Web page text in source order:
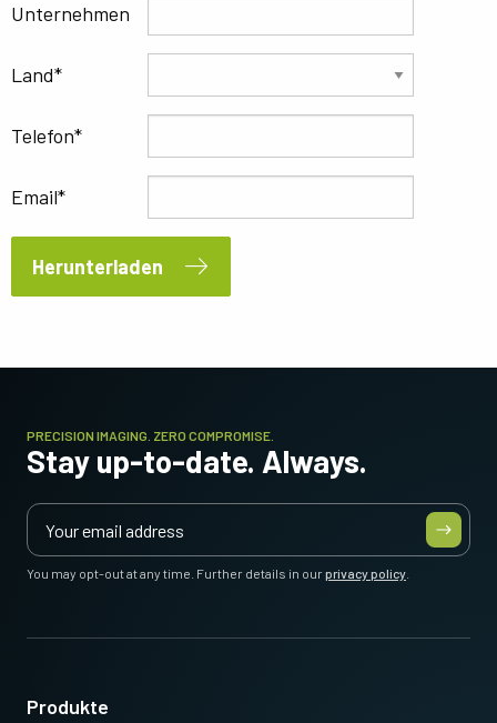
Unternehmen
Land
Telefon
Email
Herunterladen
PRECISION IMAGING. ZERO COMPROMISE.
Stay up-to-date. Always.
You may opt-out at any time. Further details in ourprivacy policy
Produkte